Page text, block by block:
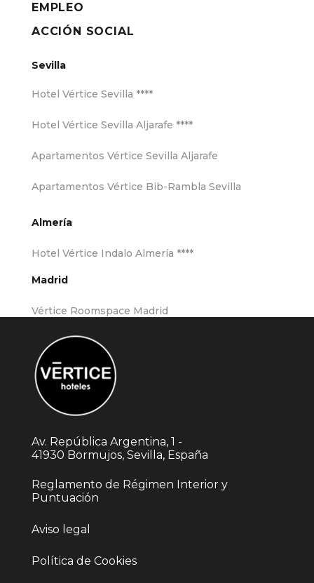
EMPLEO
ACCIÓN SOCIAL
Sevilla
Hotel Vértice Sevilla ****
Hotel Vértice Sevilla Aljarafe ****
Apartamentos Vértice Sevilla Aljarafe
Apartamentos Vértice Bib-Rambla Sevilla
Almería
Hotel Vértice Indalo Almería ****
Madrid
Vértice Roomspace Madrid
Av. República Argentina, 1 -
41930 Bormujos, Sevilla, España
Reglamento de Régimen Interior y
Puntuación
Aviso legal
Política de Cookies